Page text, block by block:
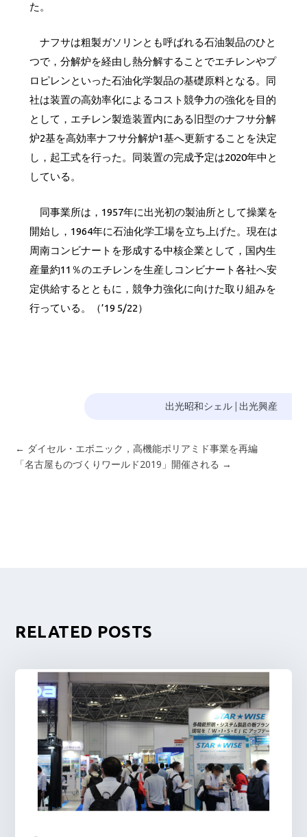
た。
ナフサは粗製ガソリンとも呼ばれる石油製品のひと
つで，分解炉を経由し熱分解することでエチレンやプ
ロピレンといった石油化学製品の基礎原料となる。同
社は装置の高効率化によるコスト競争力の強化を目的
として，エチレン製造装置内にある旧型のナフサ分解
炉2基を高効率ナフサ分解炉1基へ更新することを決定
し，起工式を行った。同装置の完成予定は2020年中と
している。
同事業所は，1957年に出光初の製油所として操業を
開始し，1964年に石油化学工場を立ち上げた。現在は
周南コンビナートを形成する中核企業として，国内生
産量約11％のエチレンを生産しコンビナート各社へ安
定供給するとともに，競争力強化に向けた取り組みを
行っている。（’19 5/22）
出光昭和シェル| 出光興産
← ダイセル・エボニック，高機能ポリアミド事業を再編
「名古屋ものづくりワールド2019」開催される →
RELATED POSTS